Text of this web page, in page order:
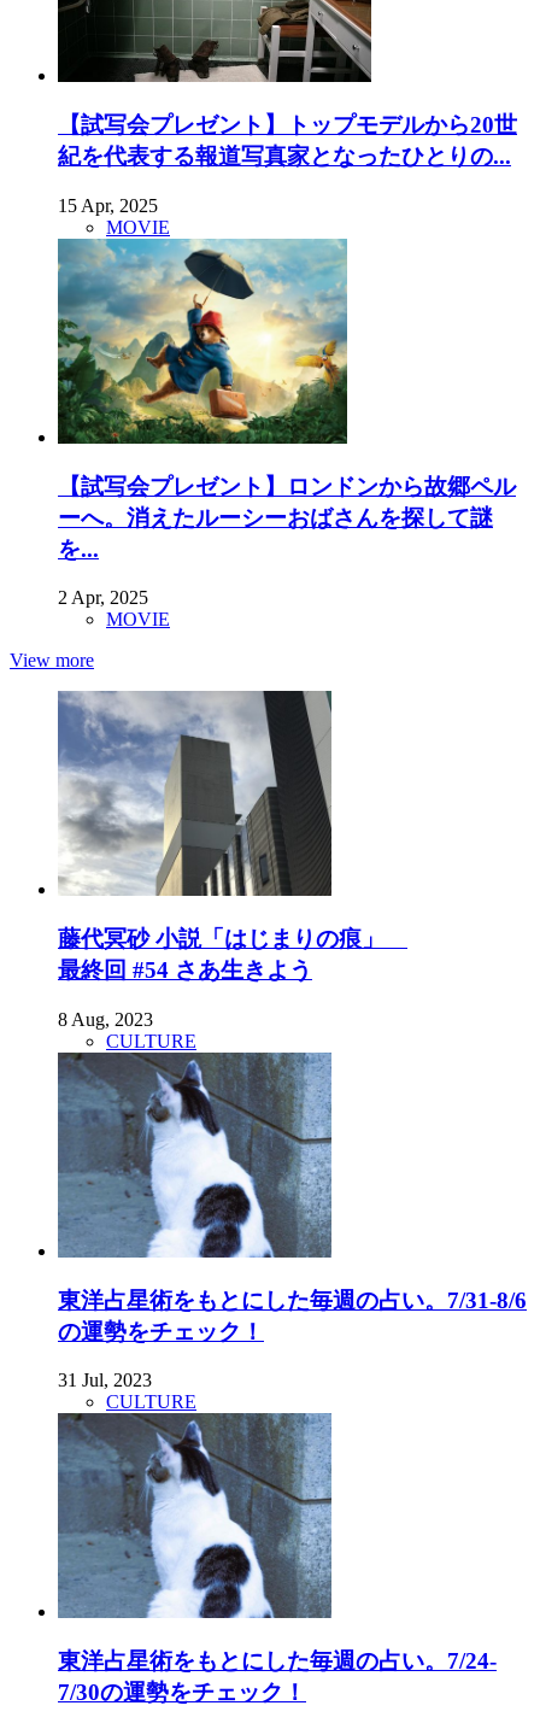
【試写会プレゼント】トップモデルから20世
紀を代表する報道写真家となったひとりの...
15 Apr, 2025
MOVIE
【試写会プレゼント】ロンドンから故郷ペル
ーへ。消えたルーシーおばさんを探して謎
を...
2 Apr, 2025
MOVIE
View more
藤代冥砂 小説「はじまりの痕」
最終回 #54 さあ生きよう
8 Aug, 2023
CULTURE
東洋占星術をもとにした毎週の占い。7/31-8/6
の運勢をチェック！
31 Jul, 2023
CULTURE
東洋占星術をもとにした毎週の占い。7/24-
7/30の運勢をチェック！